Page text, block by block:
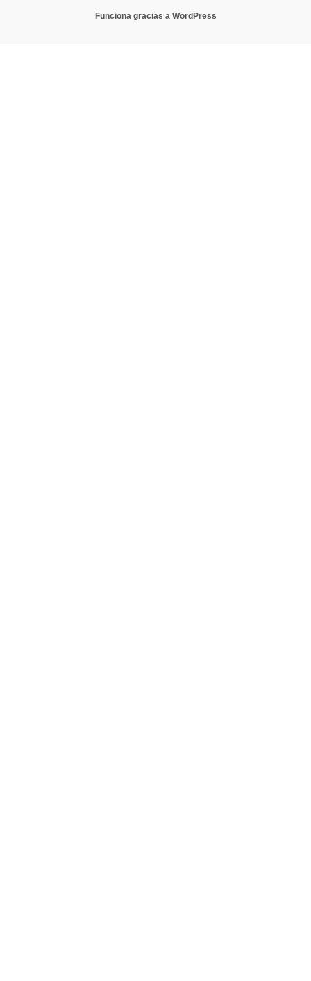
Funciona gracias a WordPress